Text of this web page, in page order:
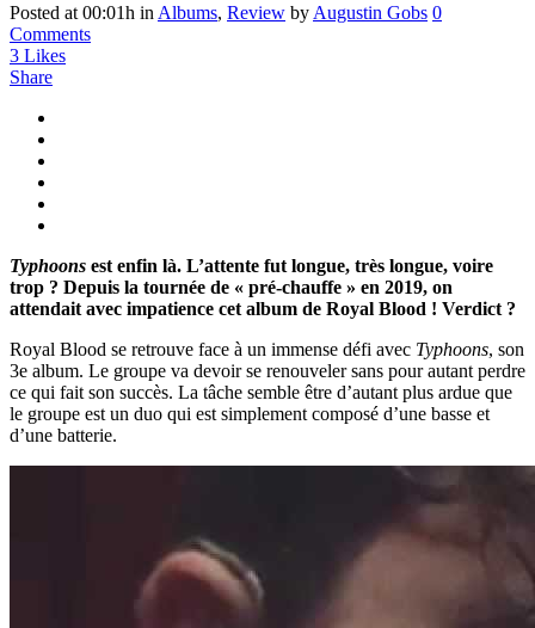
Posted at 00:01h in Albums, Review by Augustin Gobs 0
Comments
3 Likes
Share
Typhoons est enfin là. L’attente fut longue, très longue, voire
trop ? Depuis la tournée de « pré-chauffe » en 2019, on
attendait avec impatience cet album de Royal Blood ! Verdict ?
Royal Blood se retrouve face à un immense défi avec Typhoons, son
3e album. Le groupe va devoir se renouveler sans pour autant perdre
ce qui fait son succès. La tâche semble être d’autant plus ardue que
le groupe est un duo qui est simplement composé d’une basse et
d’une batterie.